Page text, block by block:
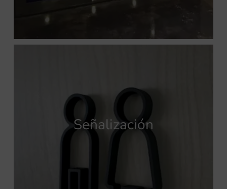
Señalización